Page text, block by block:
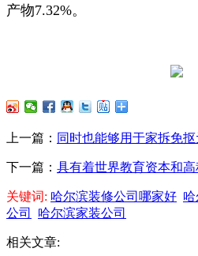
产物7.32%。
上一篇： 同时也能够用于家拆免抠
下一篇： 具有着世界教育资本和
关键词: 哈尔滨装修公司哪家好
公司
哈尔滨家装公司
相关文章: